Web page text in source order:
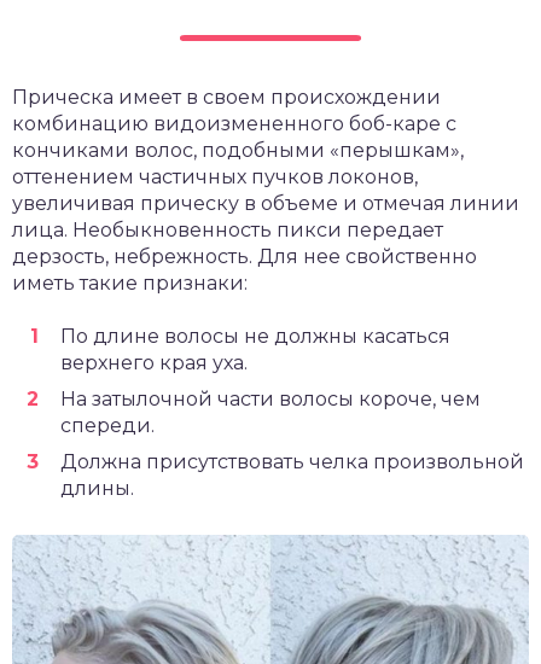
Прическа имеет в своем происхождении
комбинацию видоизмененного боб-каре с
кончиками волос, подобными «перышкам»,
оттенением частичных пучков локонов,
увеличивая прическу в объеме и отмечая линии
лица. Необыкновенность пикси передает
дерзость, небрежность. Для нее свойственно
иметь такие признаки:
По длине волосы не должны касаться
верхнего края уха.
На затылочной части волосы короче, чем
спереди.
Должна присутствовать челка произвольной
длины.